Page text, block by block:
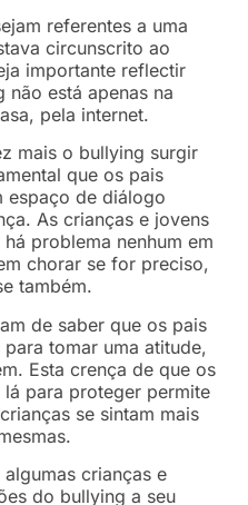
referentes a uma
circunscrito ao
importante reflectir
está apenas na
pela internet.
mais o bullying surgir
que os pais
espaço de diálogo
As crianças e jovens
problema nenhum em
chorar se for preciso,
também.
de saber que os pais
tomar uma atitude,
Esta crença de que os
para proteger permite
se sintam mais
crianças e
do bullying a seu